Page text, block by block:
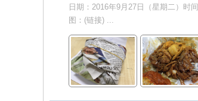
日期：2016年9月27日（星期二）时
图：(链接) ...